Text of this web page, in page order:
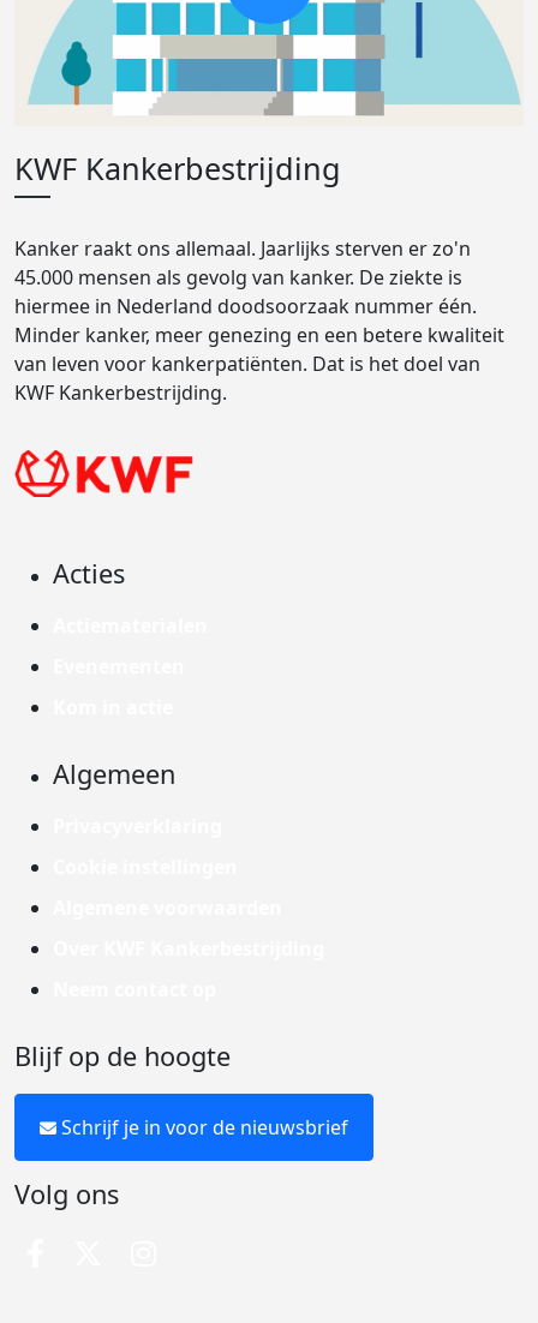
KWF Kankerbestrijding
Kanker raakt ons allemaal. Jaarlijks sterven er zo'n
45.000 mensen als gevolg van kanker. De ziekte is
hiermee in Nederland doodsoorzaak nummer één.
Minder kanker, meer genezing en een betere kwaliteit
van leven voor kankerpatiënten. Dat is het doel van
KWF Kankerbestrijding.
Acties
Algemeen
Blijf op de hoogte
Schrijf je in voor de nieuwsbrief
Volg ons